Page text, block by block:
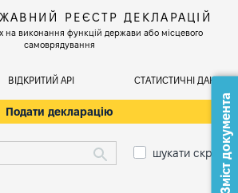
РЕЄСТР ДЕКЛАРАЦІЙ
на виконання функцій держави або місцевого
самоврядування
ВІДКРИТИЙ АРІ СТАТИСТИЧНІ ДАНІ
Подати декларацію
шукати скрізьЗміст документа